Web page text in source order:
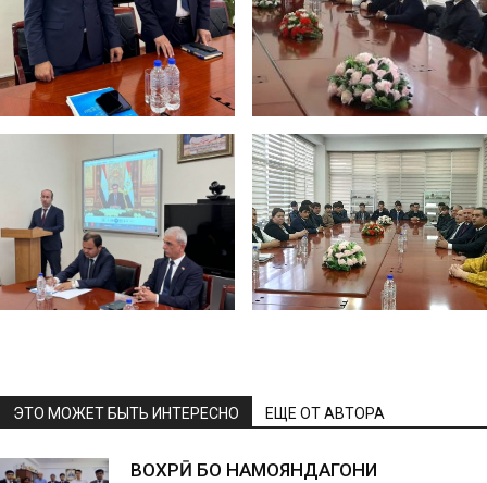
ЭТО МОЖЕТ БЫТЬ ИНТЕРЕСНО ЕЩЕ ОТ АВТОРА
ВОХӮРӢ БО НАМОЯНДАГОНИ